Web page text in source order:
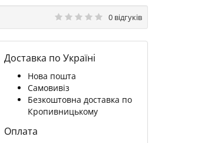
0 відгуків
Доставка по Україні
Нова пошта
Самовивіз
Безкоштовна доставка по
Кропивницькому
Оплата